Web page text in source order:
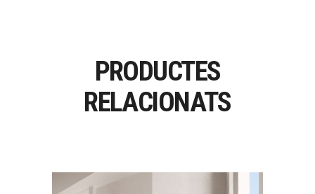
PRODUCTES
RELACIONATS